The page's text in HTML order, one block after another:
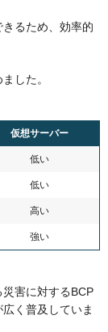
るため、効率的
した。
仮想サーバー
低い
低い
高い
強い
害に対するBCP
く普及していま